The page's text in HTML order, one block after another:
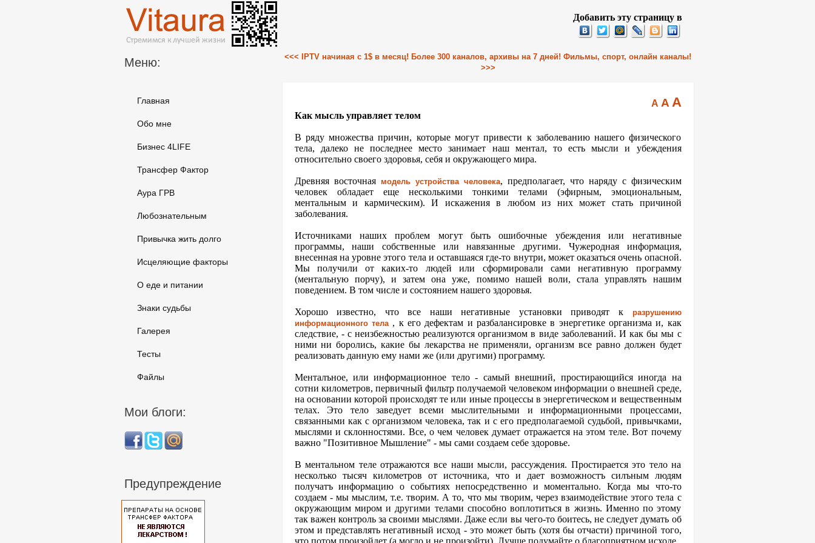
Меню:
Главная
Обо мне
Бизнес 4LIFE
Трансфер Фактор
Аура ГРВ
Любознательным
Привычка жить долго
Исцеляющие факторы
О еде и питании
Знаки судьбы
Галерея
Тесты
Файлы
Мои блоги:
Предупреждение
Добавить эту страницу в
<<< IPTV начиная с 1$ в месяц! Более 300 каналов, архивы на 7 дней! Фильмы, спорт, онлайн каналы!
>>>
A A A
Как мысль управляет телом
В ряду множества причин, которые могут привести к заболеванию нашего физического
тела, далеко не последнее место занимает наш ментал, то есть мысли и убеждения
относительно своего здоровья, себя и окружающего мира.
Древняя восточная модель устройства человека, предполагает, что наряду с физическим
человек обладает еще несколькими тонкими телами (эфирным, эмоциональным,
ментальным и кармическим). И искажения в любом из них может стать причиной
заболевания.
Источниками наших проблем могут быть ошибочные убеждения или негативные
программы, наши собственные или навязанные другими. Чужеродная информация,
внесенная на уровне этого тела и оставшаяся где-то внутри, может оказаться очень опасной.
Мы получили от каких-то людей или сформировали сами негативную программу
(ментальную порчу), и затем она уже, помимо нашей воли, стала управлять нашим
поведением. В том числе и состоянием нашего здоровья.
Хорошо известно, что все наши негативные установки приводят к разрушению
информационного тела, к его дефектам и разбалансировке в энергетике организма и, как
следствие, - с неизбежностью реализуются организмом в виде заболеваний. И как бы мы с
ними ни боролись, какие бы лекарства не применяли, организм все равно должен будет
реализовать данную ему нами же (или другими) программу.
Менталъное, или информационное тело - самый внешний, простирающийся иногда на
сотни километров, первичный фильтр получаемой человеком информации о внешней среде,
на основании которой происходят те или иные процессы в энергетическом и вещественным
телах. Это тело заведует всеми мыслительными и информационными процессами,
связанными как с организмом человека, так и с его предполагаемой судьбой, привычками,
мыслями и склонностями. Все, о чем человек думает отражается на этом теле. Вот почему
важно "Позитивное Мышление" - мы сами создаем себе здоровье.
В ментальном теле отражаются все наши мысли, рассуждения. Простирается это тело на
несколъко тысяч километров от источника, что и дает возможностъ силъным людям
получатъ информацию о событиях непосредственно и моментально. Когда мы что-то
создаем - мы мыслим, т.е. творим. А то, что мы творим, через взаимодействие этого тела с
окружающим миром и другими телами способно воплотиться в жизнь. Именно по этому
так важен контроль за своими мыслями. Даже если вы чего-то боитесь, не следует думать об
этом и представлять негативный исход - это может быть (хотя бы отчасти) причиной того,
что потом произойдет (а могло и не произойти). Лучше подумайте о благоприятном исходе.